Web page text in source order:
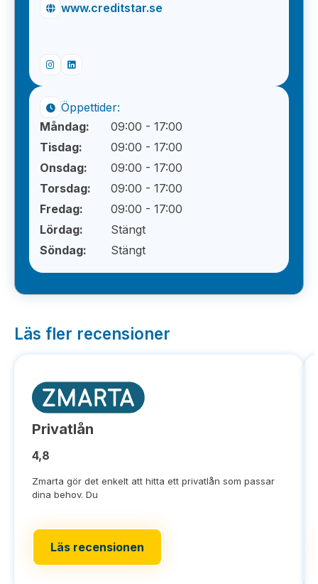
www.creditstar.se
Öppettider:
Måndag:
09:00 - 17:00
Tisdag:
09:00 - 17:00
Onsdag:
09:00 - 17:00
Torsdag:
09:00 - 17:00
Fredag:
09:00 - 17:00
Lördag:
Stängt
Söndag:
Stängt
Läs fler recensioner
Privatlån
4,8
Zmarta gör det enkelt att hitta ett privatlån som passar
dina behov. Du
Läs recensionen